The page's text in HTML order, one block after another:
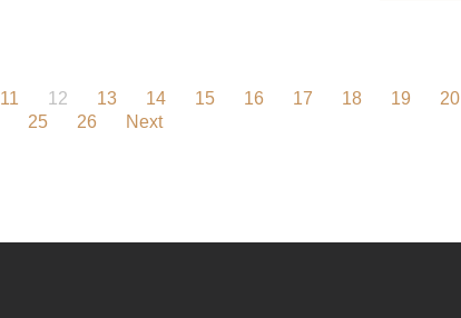
11 12 13 14 15 16 17 18 19 20
25 26 Next